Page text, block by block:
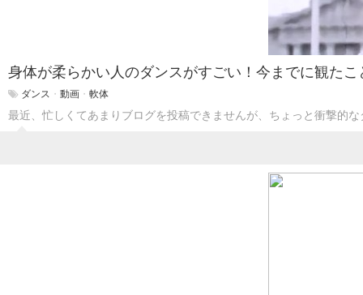
身体が柔らかい人のダンスがすごい！今までに観た
ダンス ・ 動画 ・ 軟体
最近、忙しくてあまりブログを投稿できませんが、ちょっと衝撃的